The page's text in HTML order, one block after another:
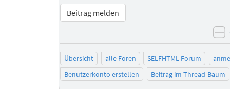
Beitrag melden
Übersicht alle Foren SELFHTML-Forum
Benutzerkonto erstellen
Beitrag im Thread-Baum